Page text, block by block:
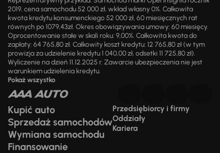
2019, cena samochodu 52 000 zł, wkład własny 0%. Całkowita
kwota kredytu konsumenckiego 52 000 zł, 60 miesięcznych rat
równych po 1079,43zł. Okres obowiązywania umowy: 60 miesięcy.
Oprocentowanie stałe w skali roku: 9,00%. Całkowita kwota do
zapłaty: 64 765,80 zł. Całkowity koszt kredytu: 12 765,80 zł (w tym
prowizja za udzielenie kredytu 1 040,00 zł, odsetki 11 725,80 zł).
Wyliczenie na dzień 11.12.2025 r. Zawarcie ubezpieczenia nie jest
warunkiem udzielenia kredytu.
Pokaż wszystko
Kupić auto
Sprzedaż samochodów
Wymiana samochodu
Finansowanie
Przedsiębiorcy i firmy
Oddziały
Kariera